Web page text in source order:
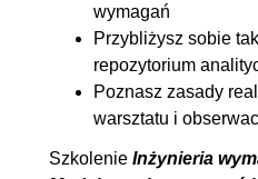
4.5. Modelowanie danych
4.6. Modelowanie kontekstu
4.7. Modelowanie funkcji
4.8. Specyfikacja przypadku
użycia
wymagań
Przybliżysz sobie
repozytorium
Poznasz zasady
warsztatu i
Szkolenie Inżynieria